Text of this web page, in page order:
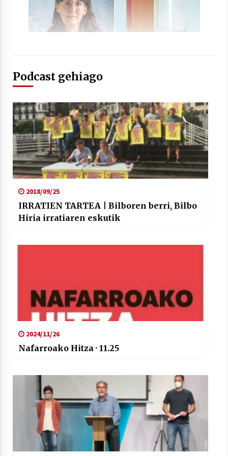
Telebistaren eskutik
Podcast gehiago
2018/09/25
IRRATIEN TARTEA | Bilboren berri, Bilbo
Hiria irratiaren eskutik
2024/11/26
Nafarroako Hitza · 11.25